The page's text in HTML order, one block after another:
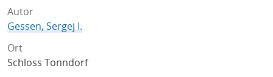
Autor
Gessen, Sergej I.
Ort
Schloss Tonndorf